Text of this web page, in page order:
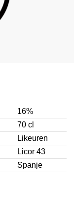
16%
70 cl
Likeuren
Licor 43
Spanje